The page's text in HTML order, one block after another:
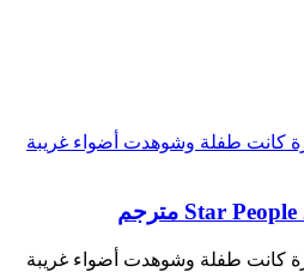
كانت طفلة وشوهدت أضواء غريبة
كانت طفلة وشوهدت أضواء غريبة